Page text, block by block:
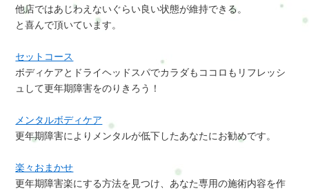
他店ではあじわえないぐらい良い状態が維持できる。
と喜んで頂いています。
セットコース
ボディケアとドライヘッドスパでカラダもココロもリフレッシ
ュして更年期障害をのりきろう！
メンタルボディケア
更年期障害によりメンタルが低下したあなたにお勧めです。
楽々おまかせ
更年期障害楽にする方法を見つけ、あなた専用の施術内容を作